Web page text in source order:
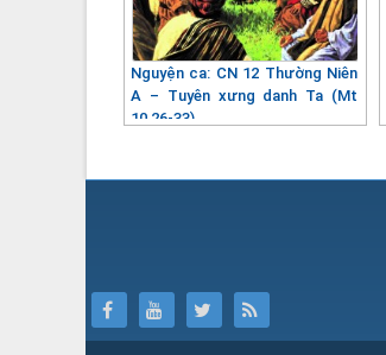
Nguyện ca: CN 12 Thường Niên
A – Tuyên xưng danh Ta (Mt
10,26-33)